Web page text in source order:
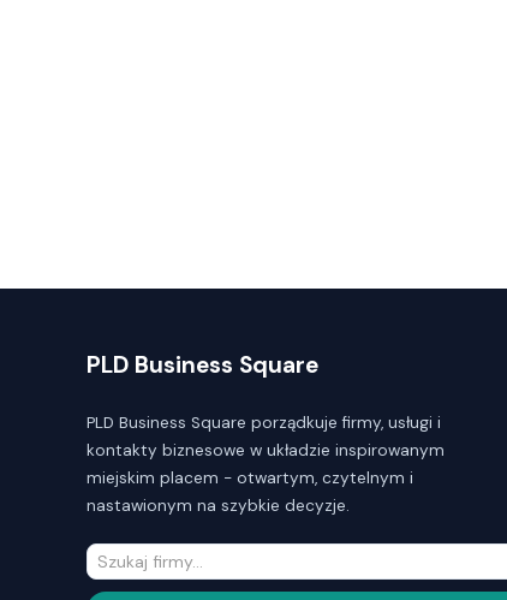
PLD Business Square
PLD Business Square porządkuje firmy, usługi i
kontakty biznesowe w układzie inspirowanym
miejskim placem - otwartym, czytelnym i
nastawionym na szybkie decyzje.